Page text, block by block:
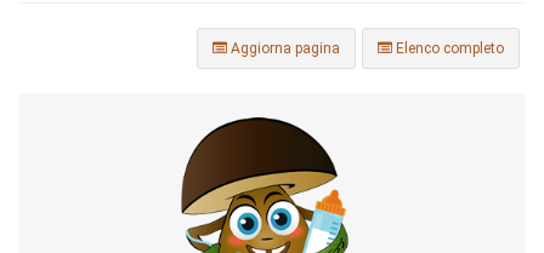
Elenco completo
Aggiorna pagina